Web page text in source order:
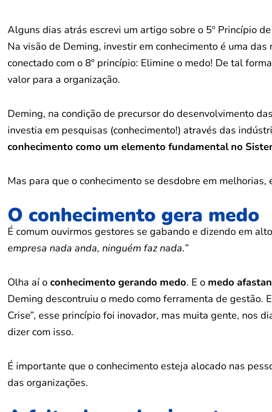
Alguns dias atrás escrevi um artigo sobre o 5º Princípio
Na visão de Deming, investir em conhecimento é uma
conectado com o 8º princípio: Elimine o medo! De tal
valor para a organização.
Deming, na condição de precursor do desenvolvimento
investia em pesquisas (conhecimento!) através das
conhecimento como um elemento fundamental no
Mas para que o conhecimento se desdobre em melhorias,
O conhecimento gera medo
É comum ouvirmos gestores se gabando e dizendo em
empresa nada anda, ninguém faz nada.”
Olha aí oconhecimento gerando medo. E o medo
Deming descontruiu o medo como ferramenta de gestão.
Crise”, esse princípio foi inovador, mas muita gente, nos
dizer com isso.
É importante que o conhecimento esteja alocado nas
das organizações.